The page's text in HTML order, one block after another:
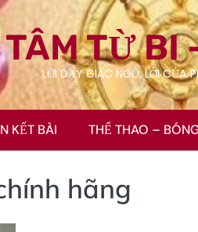
TÂM TỪ BI
LỜI DẠY GIÁC NGỘ, LỜI CỦA
KẾT BÀI THỂ THAO –
hãng